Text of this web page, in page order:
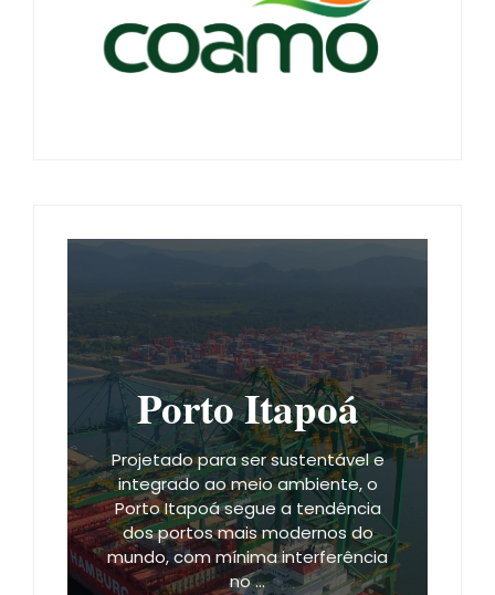
Porto Itapoá
Projetado para ser sustentável e
integrado ao meio ambiente, o
Porto Itapoá segue a tendência
dos portos mais modernos do
mundo, com mínima interferência
no ...